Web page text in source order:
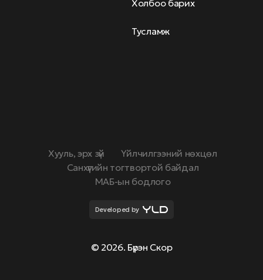
Холбоо барих
Тусламж
© 2026. Бүрэн Скор
Хууль, эрх зүй
Үйлчилгээний нөхцөл
Санхүүгийн тогтвортой байдал
МАБ-ын бодлого
Developed by